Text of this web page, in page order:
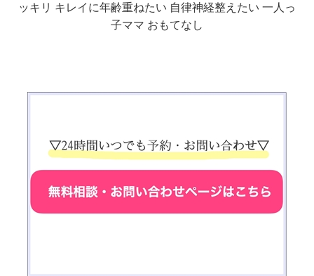
ッキリ キレイに年齢重ねたい 自律神経整えたい 一人っ
子ママ おもてなし